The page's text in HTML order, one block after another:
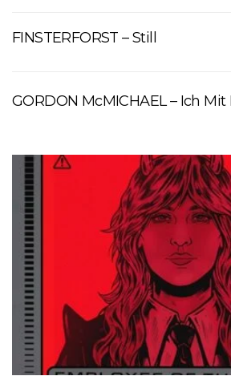
FINSTERFORST – Still
GORDON McMICHAEL – Ich Mit